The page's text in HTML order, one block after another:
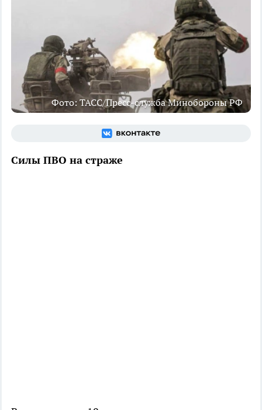
Фото: ТАСС/Пресс-служба Минобороны РФ
Силы ПВО на страже